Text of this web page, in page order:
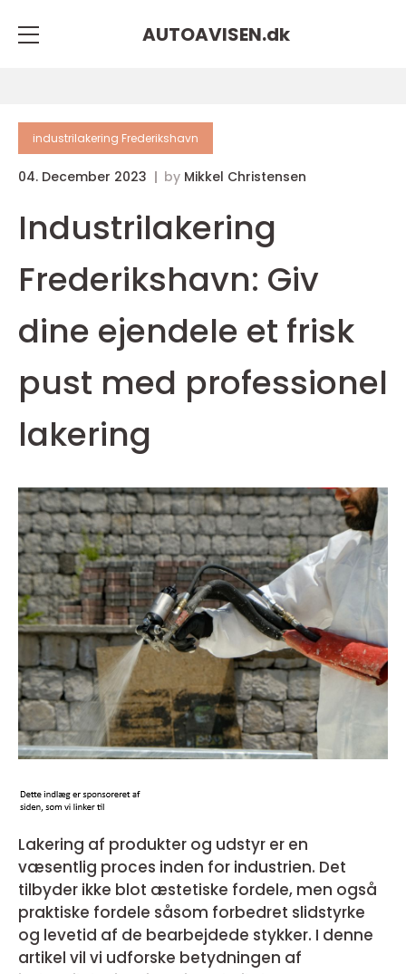
AUTOAVISEN.dk
industrilakering Frederikshavn
04. December 2023 by Mikkel Christensen
Industrilakering
Frederikshavn: Giv
dine ejendele et frisk
pust med professionel
lakering
Lakering af produkter og udstyr er en
væsentlig proces inden for industrien. Det
tilbyder ikke blot æstetiske fordele, men også
praktiske fordele såsom forbedret slidstyrke
og levetid af de bearbejdede stykker. I denne
artikel vil vi udforske betydningen af